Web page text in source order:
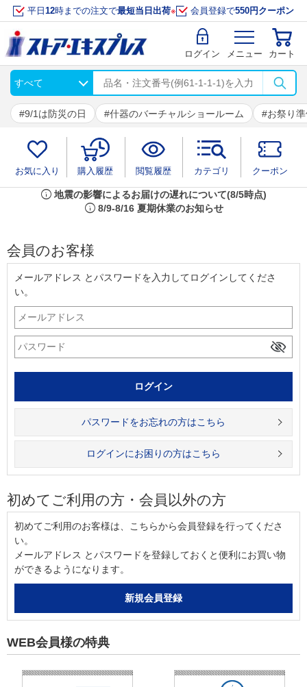
平日 12時までの注文で最短当日出荷※ 会員登録で550円クーポン
ログイン メニュー カート
9/1は防災の日 什器のバーチャルショールーム お祭り
お気に入り 購入履歴 閲覧履歴 カテゴリ クーポン
info 地震の影響によるお届けの遅れについて(8/5時点)
info 8/9-8/16 夏期休業のお知らせ
会員のお客様
メールアドレス とパスワードを入力してログインしてくださ
い。
パスワードをお忘れの方はこちら
ログインにお困りの方はこちら
初めてご利用の方・会員以外の方
初めてご利用のお客様は、こちらから会員登録を行ってくださ
い。
メールアドレス とパスワードを登録しておくと便利にお買い物
ができるようになります。
WEB会員様の特典